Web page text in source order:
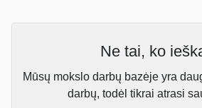
Ne tai, ko
Mūsų mokslo darbų bazėje yra
darbų, todėl tikrai atrasi